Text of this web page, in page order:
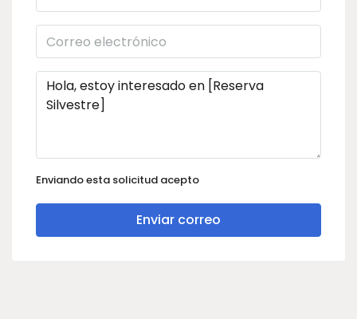
Enviando esta solicitud acepto
Enviar correo